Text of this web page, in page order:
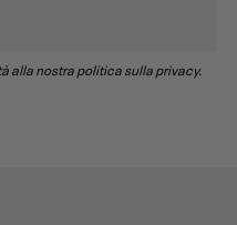
alla nostra politica sulla privacy.